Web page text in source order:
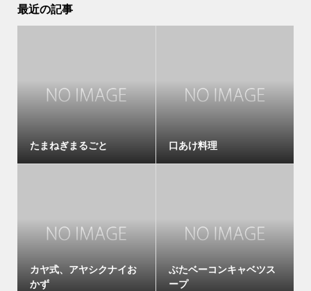
最近の記事
たまねぎまるごと 口あけ料理
カヤ式、アヤシクナイお
かず
ぶたベーコンキャベツス
ープ